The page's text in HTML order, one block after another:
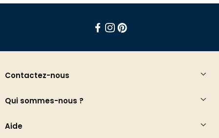
Contactez-nous
Qui sommes-nous ?
Aide